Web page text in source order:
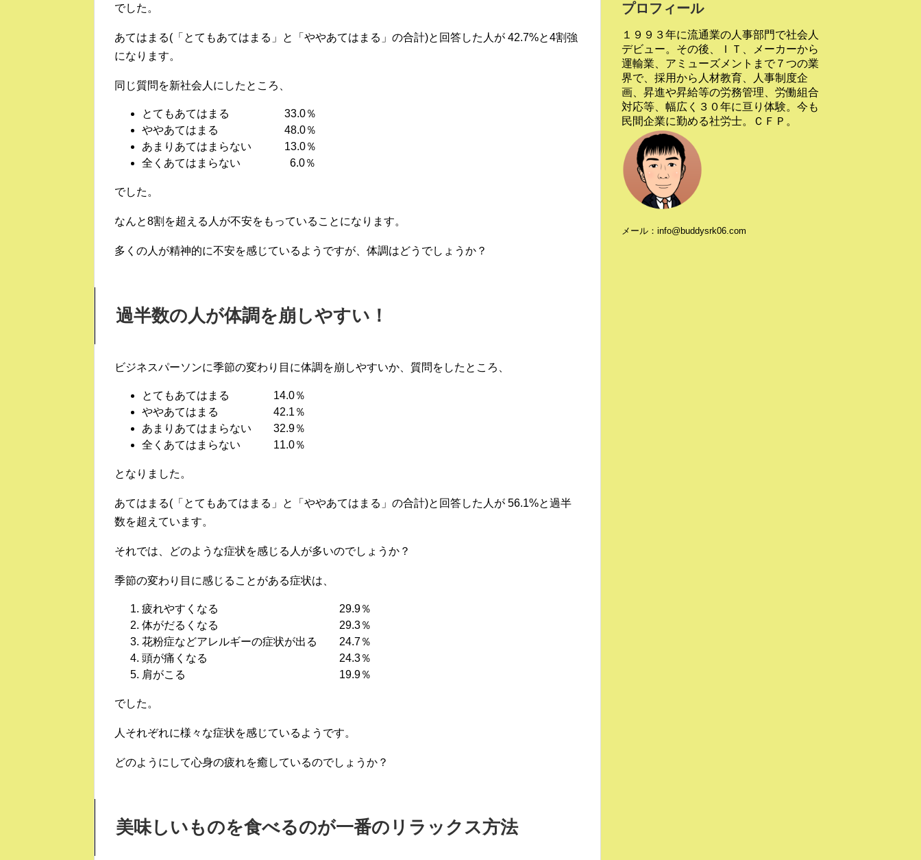
でした。
あてはまる(「とてもあてはまる」と「ややあてはまる」の合計)と回答した人が 42.7%と4割強
になります。
同じ質問を新社会人にしたところ、
とてもあてはまる 33.0％
ややあてはまる 48.0％
あまりあてはまらない 13.0％
全くあてはまらない 6.0％
でした。
なんと8割を超える人が不安をもっていることになります。
多くの人が精神的に不安を感じているようですが、体調はどうでしょうか？
過半数の人が体調を崩しやすい！
ビジネスパーソンに季節の変わり目に体調を崩しやすいか、質問をしたところ、
とてもあてはまる 14.0％
ややあてはまる 42.1％
あまりあてはまらない 32.9％
全くあてはまらない 11.0％
となりました。
あてはまる(「とてもあてはまる」と「ややあてはまる」の合計)と回答した人が 56.1%と過半
数を超えています。
それでは、どのような症状を感じる人が多いのでしょうか？
季節の変わり目に感じることがある症状は、
疲れやすくなる 29.9％
体がだるくなる 29.3％
花粉症などアレルギーの症状が出る 24.7％
頭が痛くなる 24.3％
肩がこる 19.9％
でした。
人それぞれに様々な症状を感じているようです。
どのようにして心身の疲れを癒しているのでしょうか？
美味しいものを食べるのが一番のリラックス方法
プロフィール
１９９３年に流通業の人事部門で社会人
デビュー。その後、ＩＴ、メーカーから
運輸業、アミューズメントまで７つの業
界で、採用から人材教育、人事制度企
画、昇進や昇給等の労務管理、労働組合
対応等、幅広く３０年に亘り体験。今も
民間企業に勤める社労士。ＣＦＰ。
メール：info@buddysrk06.com